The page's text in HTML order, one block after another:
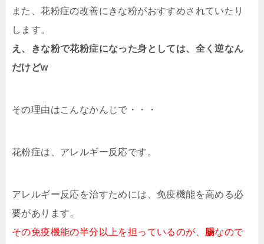
また、花粉症の改善にきな粉がおすすめされていたり
します。
え、きな粉で花粉症になった身としては、全く逆なん
だけどw
その理由はこんなかんじで・・・
花粉症は、アレルギー反応です。
アレルギー反応を治すためには、免疫機能を高める必
要があります。
その免疫機能の半分以上を担っているのが、 腸なので